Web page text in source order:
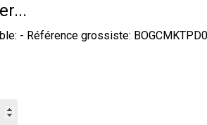
- Référence grossiste: